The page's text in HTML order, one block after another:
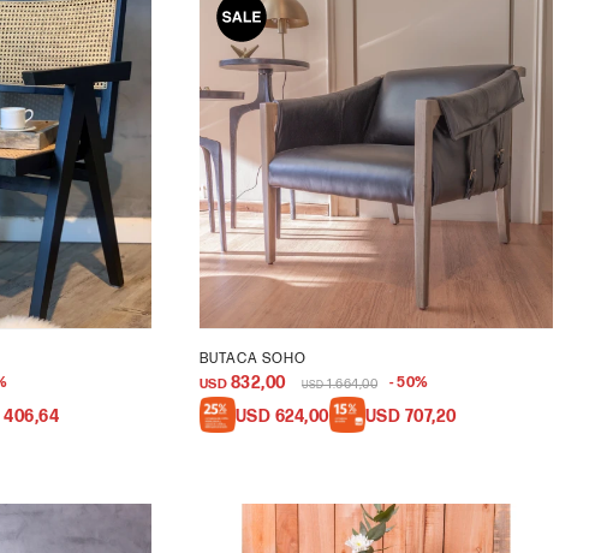
406,64
BUTACA SOHO
USD 832,00 USD 1.664,00 50
USD 624,00 USD 707,20